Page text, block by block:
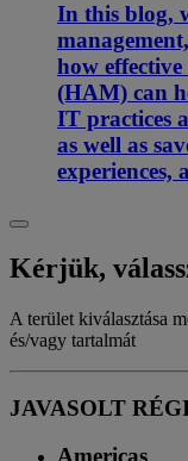
In this blog,
how
(HAM) can
IT practices
as well as
experiences,
Kérjük,
A terület kiválasztása
és/vagy tartalmát
JAVASOLT